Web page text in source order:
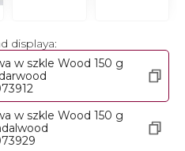
displaya:
w szkle Wood 150 g
w szkle Wood 150 g